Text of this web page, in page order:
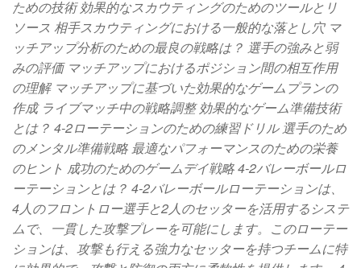
ための技術 効果的なスカウティングのためのツールとリ
ソース 相手スカウティングにおける一般的な落とし穴 マ
ッチアップ分析のための最良の戦略は？ 選手の強みと弱
みの評価 マッチアップにおけるポジション間の相互作用
の理解 マッチアップに基づいた効果的なゲームプランの
作成 ライブマッチ中の戦略調整 効果的なゲーム準備技術
とは？ 4-2ローテーションのための練習ドリル 選手のため
のメンタル準備戦略 最適なパフォーマンスのための栄養
のヒント 成功のためのゲームデイ戦略 4-2バレーボールロ
ーテーションとは？ 4-2バレーボールローテーションは、
4人のフロントロー選手と2人のセッターを活用するシステ
ムで、一貫した攻撃プレーを可能にします。このローテー
ションは、攻撃も行える強力なセッターを持つチームに特